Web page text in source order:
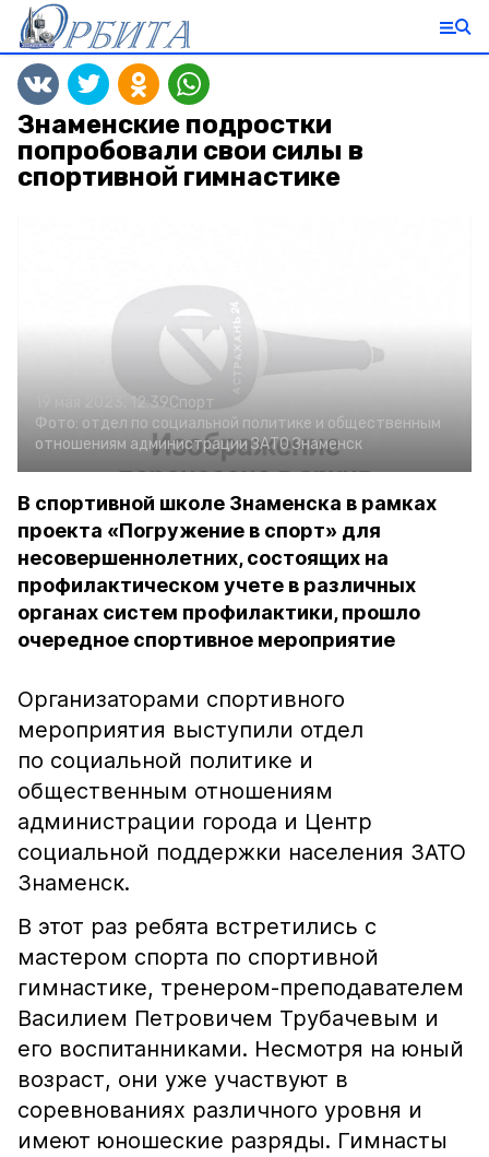
Знаменские подростки
попробовали свои силы в
спортивной гимнастике
19 мая 2023, 12:39Спорт
Фото: отдел по социальной политике и общественным
отношениям администрации ЗАТО Знаменск
В спортивной школе Знаменска в рамках
проекта «Погружение в спорт» для
несовершеннолетних, состоящих на
профилактическом учете в различных
органах систем профилактики, прошло
очередное спортивное мероприятие
Организаторами спортивного
мероприятия выступили отдел
по социальной политике и
общественным отношениям
администрации города и Центр
социальной поддержки населения ЗАТО
Знаменск.
В этот раз ребята встретились с
мастером спорта по спортивной
гимнастике, тренером-преподавателем
Василием Петровичем Трубачевым и
его воспитанниками. Несмотря на юный
возраст, они уже участвуют в
соревнованиях различного уровня и
имеют юношеские разряды. Гимнасты